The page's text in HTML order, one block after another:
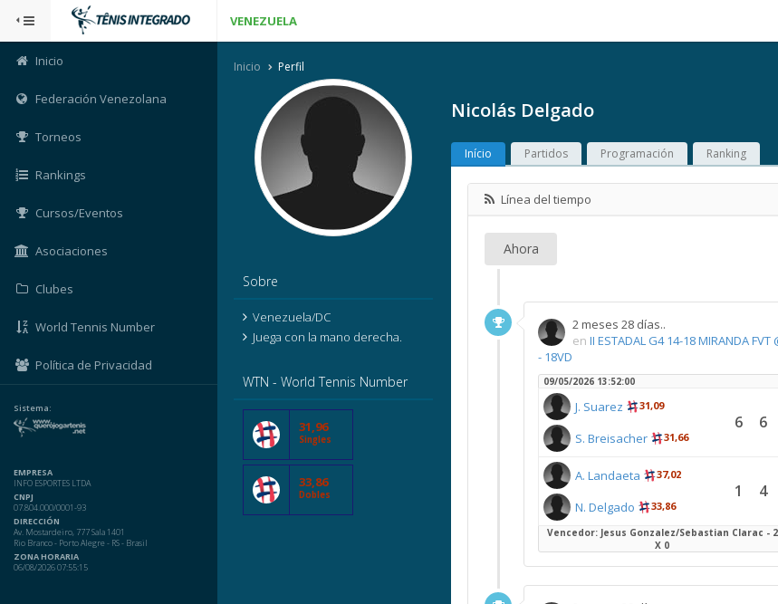
VENEZUELA
Inicio
Federación Venezolana
Torneos
Rankings
Cursos/Eventos
Asociaciones
Clubes
World Tennis Number
Política de Privacidad
Sistema:
EMPRESA
INFO ESPORTES LTDA
CNPJ
07.804.000/0001-93
DIRECCIÓN
Av. Mostardeiro, 777 Sala 1401
Rio Branco - Porto Alegre - RS - Brasil
ZONA HORARIA
06/08/2026 07:55:15
Inicio Perfil
Nicolás Delgado
Sobre
Venezuela/DC
Juega con la mano derecha.
WTN - World Tennis Number
31,96
Singles
33,86
Dobles
Início Partidos Programación Ranking
Línea del tiempo
Ahora
2 meses 28 días..
en II ESTADAL G4 14-18 MIRANDA FVT
- 18VD
09/05/2026 13:52:00
J. Suarez 31,09
S. Breisacher 31,66
6 6
A. Landaeta 37,02
N. Delgado 33,86
1 4
Vencedor: Jesus Gonzalez/Sebastian Clarac - 2
X 0